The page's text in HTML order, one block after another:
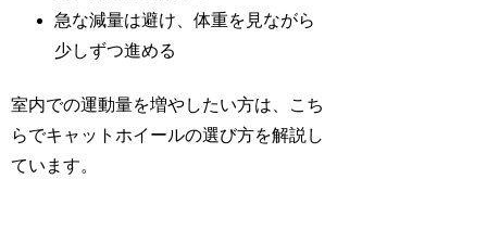
急な減量は避け、体重を見ながら
少しずつ進める
室内での運動量を増やしたい方は、こち
らでキャットホイールの選び方を解説し
ています。